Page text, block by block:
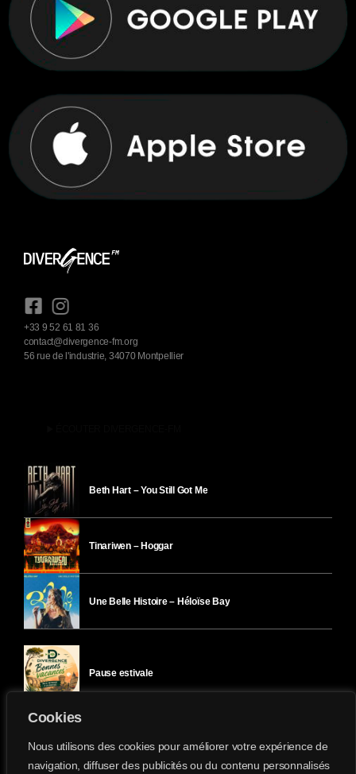
Cookies
Nous utilisons des cookies pour améliorer votre expérience de
navigation, diffuser des publicités ou du contenu personnalisés
+33 9 52 61 81 36
contact@divergence-fm.org
56 rue de l'industrie, 34070 Montpellier
Beth Hart – You Still Got Me
Tinariwen – Hoggar
Une Belle Histoire – Héloïse Bay
Pause estivale